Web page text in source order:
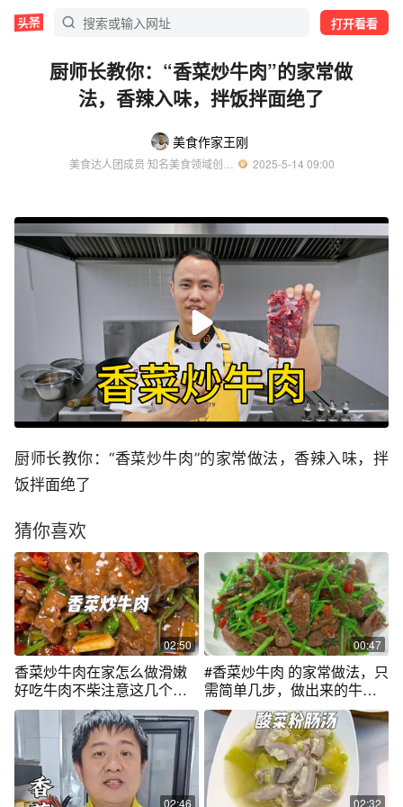
打开看看
厨师长教你：“香菜炒牛肉”的家常做
法，香辣入味，拌饭拌面绝了
美食作家王刚
  2025-5-14 09:00
厨师长教你：“香菜炒牛肉”的家常做法，香辣入味，拌
饭拌面绝了
猜你喜欢
02:50
香菜炒牛肉在家怎么做滑嫩
好吃牛肉不柴注意这几个细
节就好啦#美食#热门
00:47
#香菜炒牛肉 的家常做法，只
需简单几步，做出来的牛肉
又嫩又滑又香，特别下饭#美
食 #美食教程 #抖音美食推荐
官 #内容启发搜索
@DOU+小助手
02:46 02:32